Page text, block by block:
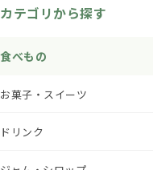
カテゴリから探す
食べもの
お菓子・スイーツ
ドリンク